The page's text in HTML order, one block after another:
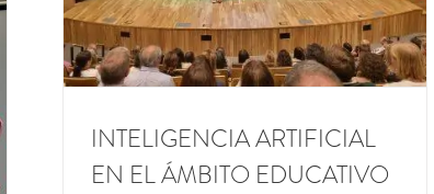
INTELIGENCIA ARTIFICIAL
EN EL ÁMBITO EDUCATIVO
OLIMPIADA INFORMÁTICA ARGENTINA
Educación STEAM-VL Escuela Municipal Paula A. de
Sarmiento Novedades Tecnología Educativa